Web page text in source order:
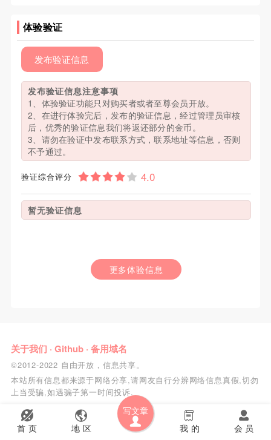
首 页 地 区
写文章
会 员
我 的
体验验证
发布验证信息
发布验证信息注意事项
1、体验验证功能只对购买者或者至尊会员开放。
2、在进行体验完后，发布的验证信息，经过管理员审核
后，优秀的验证信息我们将返还部分的金币。
3、请勿在验证中发布联系方式，联系地址等信息，否则
不予通过。
验证综合评分
暂无验证信息
更多体验信息
关于我们 · Github· 备用域名
©2012-2022 自由开放，信息共享。
本站所有信息都来源于网络分享,请网友自行分辨网络信息真假,切勿
上当受骗,如遇骗子第一时间投诉.